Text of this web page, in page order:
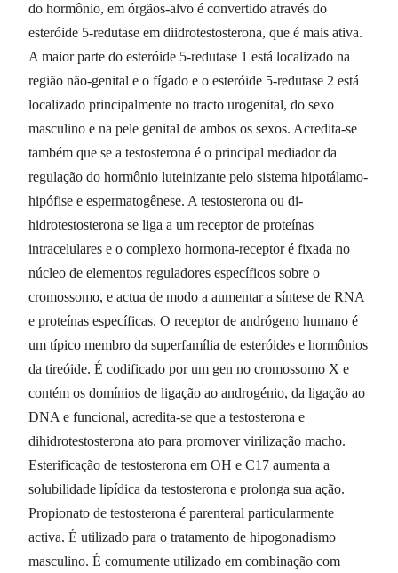
do hormônio, em órgãos-alvo é convertido através do
esteróide 5-redutase em diidrotestosterona, que é mais ativa.
A maior parte do esteróide 5-redutase 1 está localizado na
região não-genital e o fígado e o esteróide 5-redutase 2 está
localizado principalmente no tracto urogenital, do sexo
masculino e na pele genital de ambos os sexos. Acredita-se
também que se a testosterona é o principal mediador da
regulação do hormônio luteinizante pelo sistema hipotálamo-
hipófise e espermatogênese. A testosterona ou di-
hidrotestosterona se liga a um receptor de proteínas
intracelulares e o complexo hormona-receptor é fixada no
núcleo de elementos reguladores específicos sobre o
cromossomo, e actua de modo a aumentar a síntese de RNA
e proteínas específicas. O receptor de andrógeno humano é
um típico membro da superfamília de esteróides e hormônios
da tireóide. É codificado por um gen no cromossomo X e
contém os domínios de ligação ao androgénio, da ligação ao
DNA e funcional, acredita-se que a testosterona e
dihidrotestosterona ato para promover virilização macho.
Esterificação de testosterona em OH e C17 aumenta a
solubilidade lipídica da testosterona e prolonga sua ação.
Propionato de testosterona é parenteral particularmente
activa. É utilizado para o tratamento de hipogonadismo
masculino. É comumente utilizado em combinação com